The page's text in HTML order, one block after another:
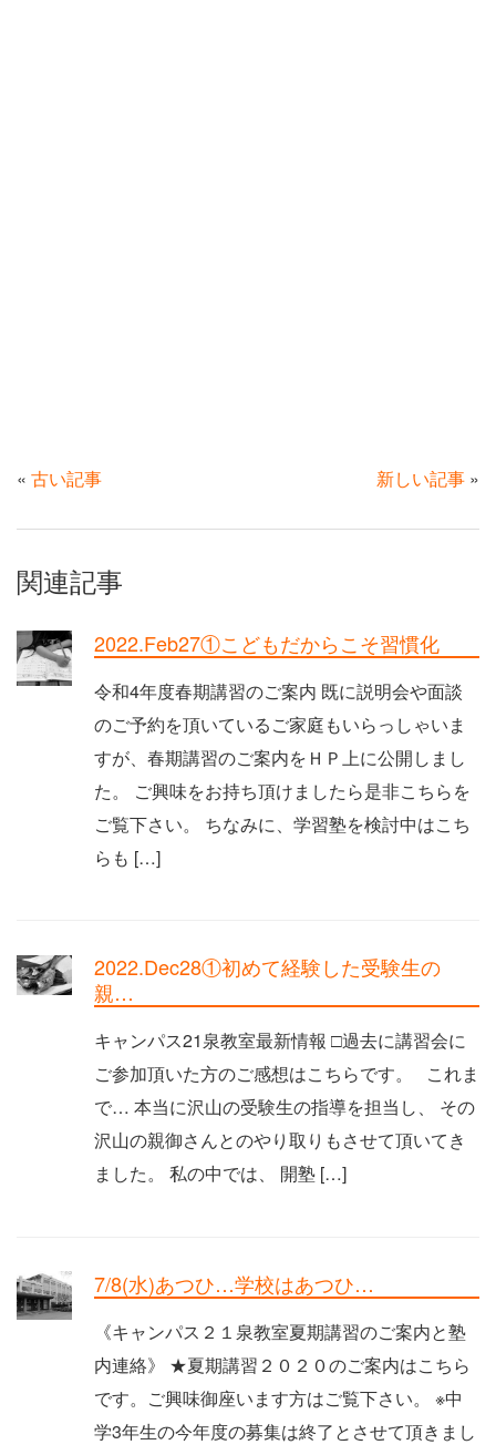
« 古い記事 新しい記事 »
関連記事
2022.Feb27①こどもだからこそ習慣化
令和4年度春期講習のご案内 既に説明会や面談
のご予約を頂いているご家庭もいらっしゃいま
すが、春期講習のご案内をＨＰ上に公開しまし
た。 ご興味をお持ち頂けましたら是非こちらを
ご覧下さい。 ちなみに、学習塾を検討中はこち
らも […]
2022.Dec28①初めて経験した受験生の
親…
キャンパス21泉教室最新情報 □過去に講習会に
ご参加頂いた方のご感想はこちらです。 これま
で… 本当に沢山の受験生の指導を担当し、 その
沢山の親御さんとのやり取りもさせて頂いてき
ました。 私の中では、 開塾 […]
7/8(水)あつひ…学校はあつひ…
《キャンパス２１泉教室夏期講習のご案内と塾
内連絡》 ★夏期講習２０２０のご案内はこちら
です。ご興味御座います方はご覧下さい。 ※中
学3年生の今年度の募集は終了とさせて頂きまし